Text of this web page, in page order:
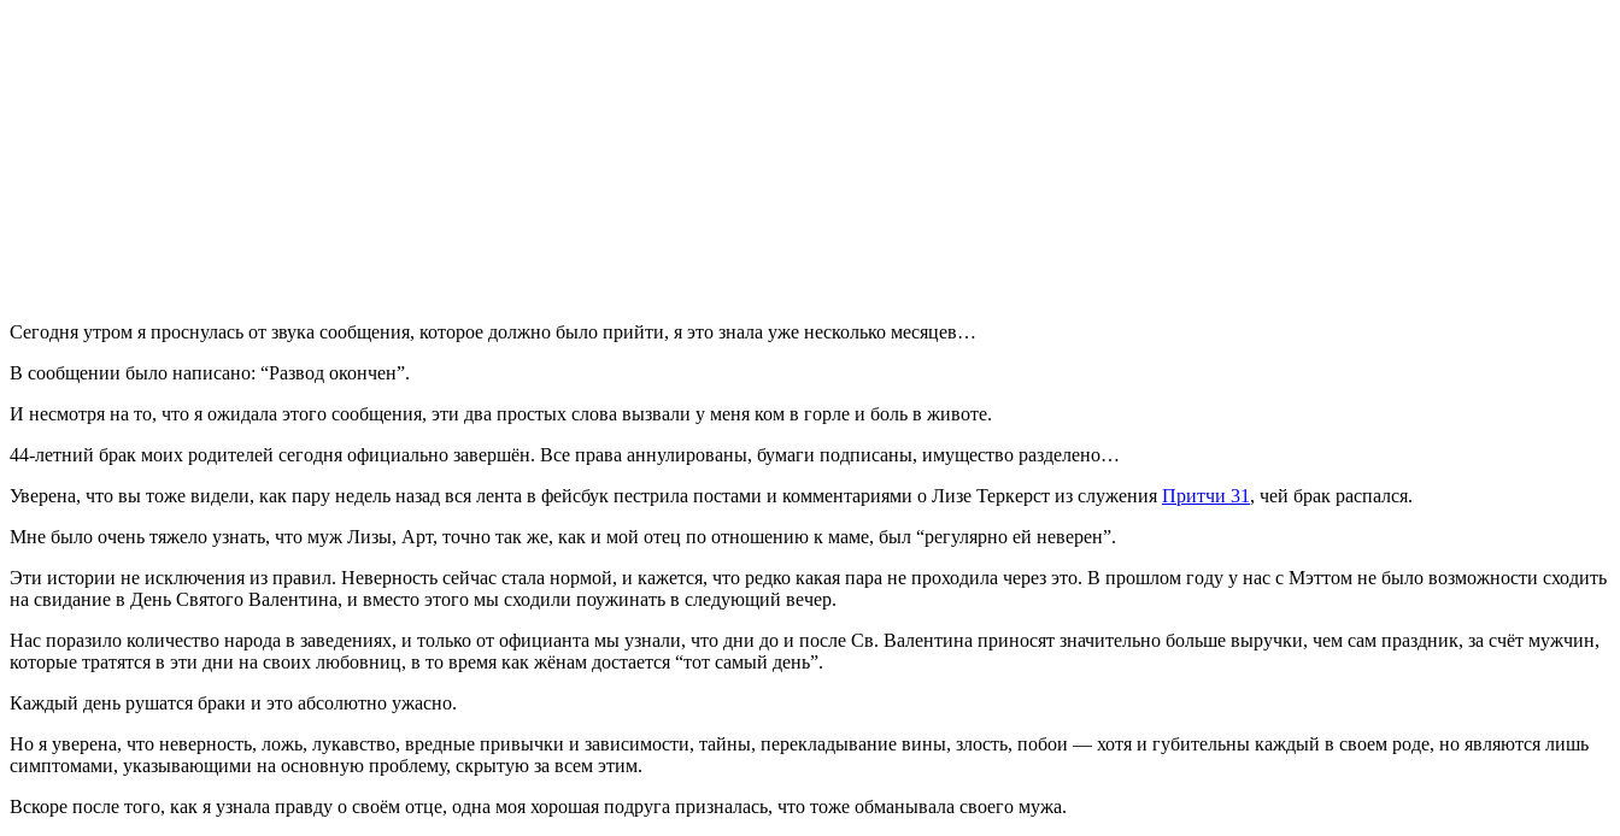
Сегодня утром я проснулась от звука сообщения, которое должно было прийти, я это знала уже несколько месяцев…
В сообщении было написано: “Развод окончен”.
И несмотря на то, что я ожидала этого сообщения, эти два простых слова вызвали у меня ком в горле и боль в животе.
44-летний брак моих родителей сегодня официально завершён. Все права аннулированы, бумаги подписаны, имущество разделено…
Уверена, что вы тоже видели, как пару недель назад вся лента в фейсбук пестрила постами и комментариями о Лизе Теркерст из служения Притчи 31 , чей брак распался.
Мне было очень тяжело узнать, что муж Лизы, Арт, точно так же, как и мой отец по отношению к маме, был “регулярно ей неверен”.
Эти истории не исключения из правил. Неверность сейчас стала нормой, и кажется, что редко какая пара не проходила через это. В прошлом году у нас с Мэттом не было возможности сходить
на свидание в День Святого Валентина, и вместо этого мы сходили поужинать в следующий вечер.
Нас поразило количество народа в заведениях, и только от официанта мы узнали, что дни до и после Св. Валентина приносят значительно больше выручки, чем сам праздник, за счёт мужчин,
которые тратятся в эти дни на своих любовниц, в то время как жёнам достается “тот самый день”.
Каждый день рушатся браки и это абсолютно ужасно.
Но я уверена, что неверность, ложь, лукавство, вредные привычки и зависимости, тайны, перекладывание вины, злость, побои — хотя и губительны каждый в своем роде, но являются лишь
симптомами, указывающими на основную проблему, скрытую за всем этим.
Вскоре после того, как я узнала правду о своём отце, одна моя хорошая подруга призналась, что тоже обманывала своего мужа.